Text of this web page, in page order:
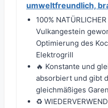
umweltfreundlich,
100%
Vulkangestein
Optimierung des
Elektrogrill
🔥 Konstante und
absorbiert und gibt
gleichmäßiges
♻️